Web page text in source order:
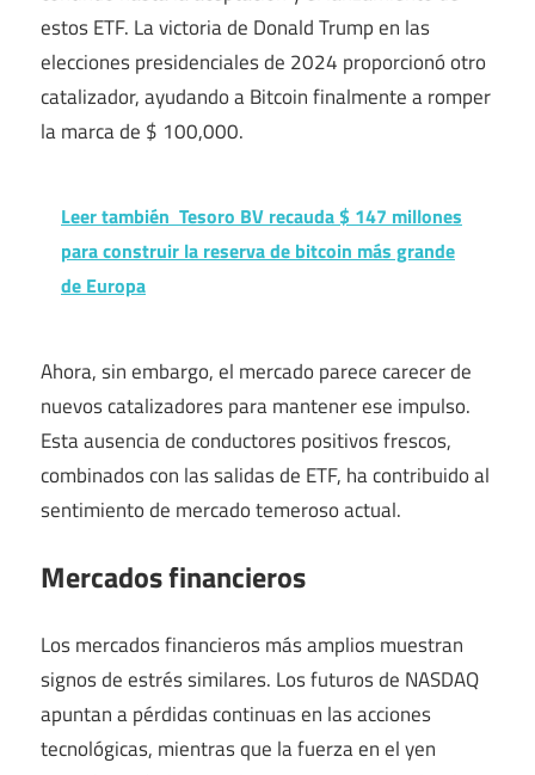
estos ETF. La victoria de Donald Trump en las
elecciones presidenciales de 2024 proporcionó otro
catalizador, ayudando a Bitcoin finalmente a romper
la marca de $ 100,000.
Leer también Tesoro BV recauda $ 147 millones
para construir la reserva de bitcoin más grande
de Europa
Ahora, sin embargo, el mercado parece carecer de
nuevos catalizadores para mantener ese impulso.
Esta ausencia de conductores positivos frescos,
combinados con las salidas de ETF, ha contribuido al
sentimiento de mercado temeroso actual.
Mercados financieros
Los mercados financieros más amplios muestran
signos de estrés similares. Los futuros de NASDAQ
apuntan a pérdidas continuas en las acciones
tecnológicas, mientras que la fuerza en el yen